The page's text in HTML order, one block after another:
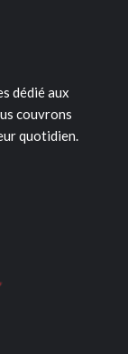
dédié aux
couvrons
quotidien.